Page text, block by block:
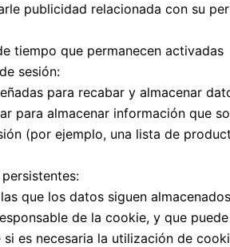
publicidad relacionada con su
tiempo que permanecen activadas
sesión:
para recabar y almacenar
para almacenar información que
(por ejemplo, una lista de
que los datos siguen
de la cookie, y que
es necesaria la utilización de